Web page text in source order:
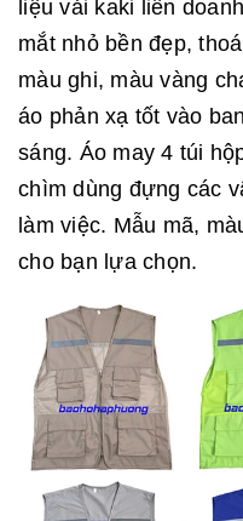
liệu vải kaki liên
mắt nhỏ bền đẹp,
màu ghi, màu vàng
áo phản xạ tốt vào
sáng. Áo may 4 túi
chìm dùng đựng các
làm việc. Mẫu mã,
cho bạn lựa chọn.